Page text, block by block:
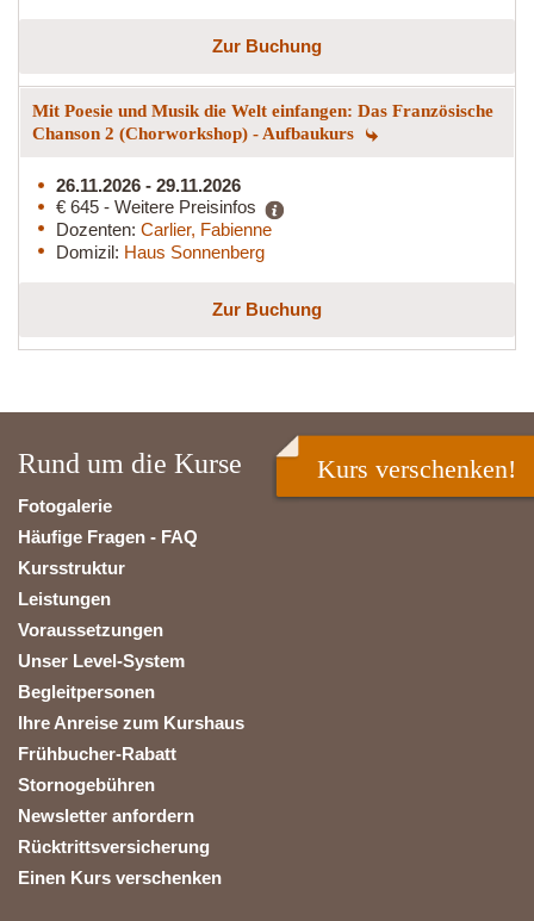
Zur Buchung
Mit Poesie und Musik die Welt einfangen: Das Französische
Chanson 2 (Chorworkshop) - Aufbaukurs
26.11.2026 - 29.11.2026
€ 645 - Weitere Preisinfos
Dozenten: Carlier, Fabienne
Domizil: Haus Sonnenberg
Zur Buchung
Rund um die Kurse
Fotogalerie
Häufige Fragen - FAQ
Kursstruktur
Leistungen
Voraussetzungen
Unser Level-System
Begleitpersonen
Ihre Anreise zum Kurshaus
Frühbucher-Rabatt
Stornogebühren
Newsletter anfordern
Rücktrittsversicherung
Einen Kurs verschenken
Kurs verschenken!